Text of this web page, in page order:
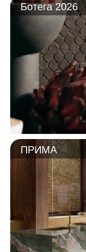
Ботега 2026
ПРИМА